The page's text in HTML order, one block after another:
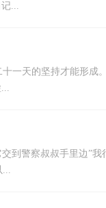
...
一天的坚持才能形成
到警察叔叔手里边”我
...